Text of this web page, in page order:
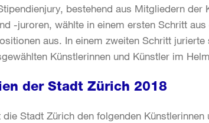
bestehend aus Mitgliedern der
-juroren, wählte in einem ersten Schritt
aus. In einem zweiten Schritt
Künstlerinnen und Künstler im
der Stadt Zürich 2018
Stadt Zürich den folgenden Künstlerinnen